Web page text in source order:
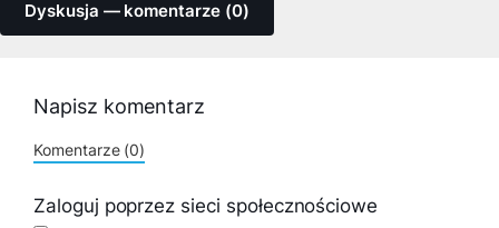
Dyskusja — komentarze (0)
Napisz komentarz
Komentarze (0)
Zaloguj poprzez sieci społecznościowe